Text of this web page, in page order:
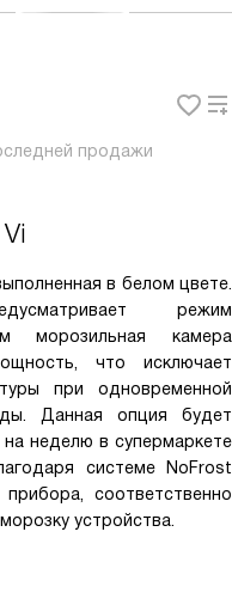
продажи
в белом цвете.
режим
морозильная камера
что исключает
при одновременной
Данная опция будет
неделю в супермаркете
системе NoFrost
соответственно
устройства.